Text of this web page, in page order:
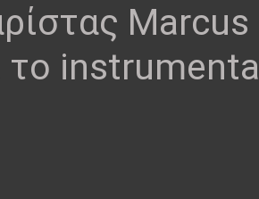
Marcus
instrumental